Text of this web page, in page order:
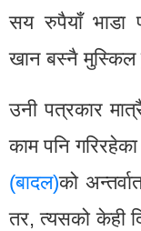
सय रुपैयाँ भाडा
खान बस्नै मुस्किल
उनी पत्रकार
काम पनि
(बादल)को
तर, त्यसको केही